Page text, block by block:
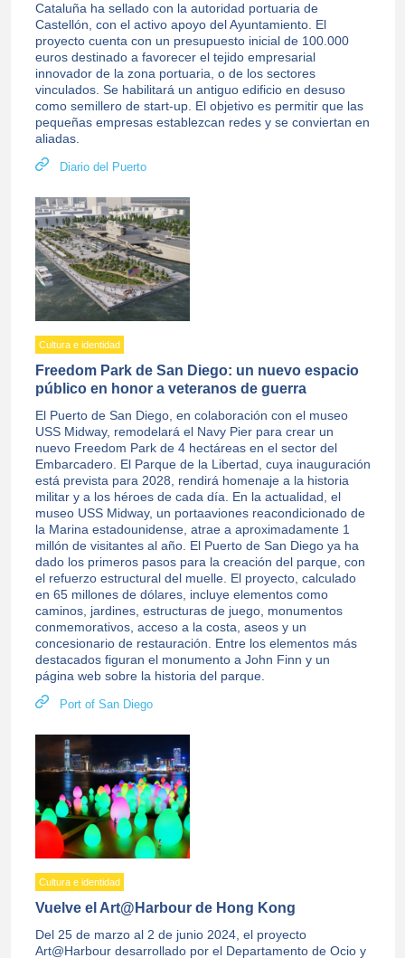
Cataluña ha sellado con la autoridad portuaria de
Castellón, con el activo apoyo del Ayuntamiento. El
proyecto cuenta con un presupuesto inicial de 100.000
euros destinado a favorecer el tejido empresarial
innovador de la zona portuaria, o de los sectores
vinculados. Se habilitará un antiguo edificio en desuso
como semillero de start-up. El objetivo es permitir que las
pequeñas empresas establezcan redes y se conviertan en
aliadas.
Diario del Puerto
Cultura e identidad
Freedom Park de San Diego: un nuevo espacio
público en honor a veteranos de guerra
El Puerto de San Diego, en colaboración con el museo
USS Midway, remodelará el Navy Pier para crear un
nuevo Freedom Park de 4 hectáreas en el sector del
Embarcadero. El Parque de la Libertad, cuya inauguración
está prevista para 2028, rendirá homenaje a la historia
militar y a los héroes de cada día. En la actualidad, el
museo USS Midway, un portaaviones reacondicionado de
la Marina estadounidense, atrae a aproximadamente 1
millón de visitantes al año. El Puerto de San Diego ya ha
dado los primeros pasos para la creación del parque, con
el refuerzo estructural del muelle. El proyecto, calculado
en 65 millones de dólares, incluye elementos como
caminos, jardines, estructuras de juego, monumentos
conmemorativos, acceso a la costa, aseos y un
concesionario de restauración. Entre los elementos más
destacados figuran el monumento a John Finn y un
página web sobre la historia del parque.
Port of San Diego
Cultura e identidad
Vuelve el Art@Harbour de Hong Kong
Del 25 de marzo al 2 de junio 2024, el proyecto
Art@Harbour desarrollado por el Departamento de Ocio y